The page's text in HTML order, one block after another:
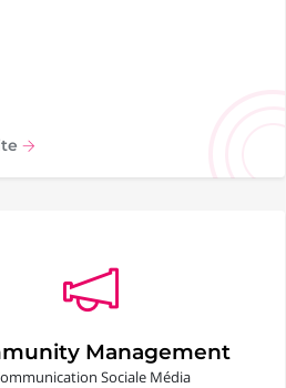
Management
Sociale Média